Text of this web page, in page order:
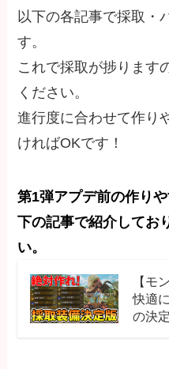
以下の各記事で採取・
す。
これで採取が捗ります
ください。
進行度に合わせて作り
ければOKです！
第1弾アプデ前の作り
下の記事で紹介してお
い。
【モ
快適
の決